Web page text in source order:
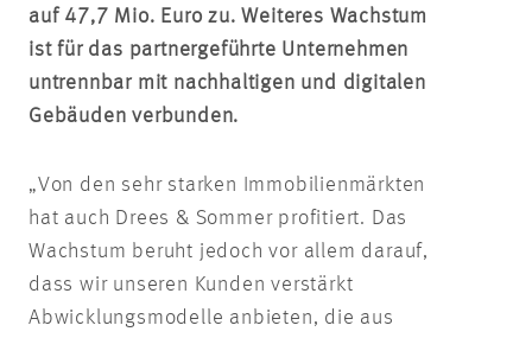
auf 47,7 Mio. Euro zu. Weiteres Wachstum
ist für das partnergeführte Unternehmen
untrennbar mit nachhaltigen und digitalen
Gebäuden verbunden.
„Von den sehr starken Immobilienmärkten
hat auch Drees & Sommer profitiert. Das
Wachstum beruht jedoch vor allem darauf,
dass wir unseren Kunden verstärkt
Abwicklungsmodelle anbieten, die aus